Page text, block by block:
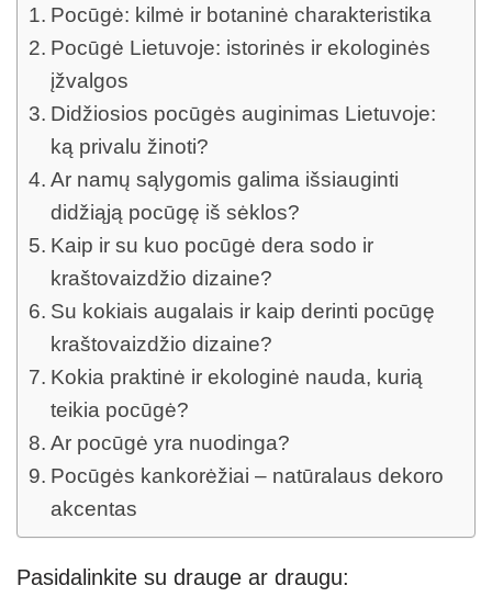
Pocūgė: kilmė ir botaninė charakteristika
Pocūgė Lietuvoje: istorinės ir ekologinės
įžvalgos
Didžiosios pocūgės auginimas Lietuvoje:
ką privalu žinoti?
Ar namų sąlygomis galima išsiauginti
didžiąją pocūgę iš sėklos?
Kaip ir su kuo pocūgė dera sodo ir
kraštovaizdžio dizaine?
Su kokiais augalais ir kaip derinti pocūgę
kraštovaizdžio dizaine?
Kokia praktinė ir ekologinė nauda, kurią
teikia pocūgė?
Ar pocūgė yra nuodinga?
Pocūgės kankorėžiai – natūralaus dekoro
akcentas
Pasidalinkite su drauge ar draugu: